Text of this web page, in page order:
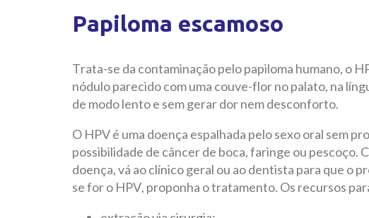
Papiloma escamoso
Trata-se da contaminação pelo papiloma humano, o
nódulo parecido com uma couve-flor no palato, na
de modo lento e sem gerar dor nem desconforto.
O HPV é uma doença espalhada pelo sexo oral sem
possibilidade de câncer de boca, faringe ou pescoço.
doença, vá ao clínico geral ou ao dentista para que o
se for o HPV, proponha o tratamento. Os recursos